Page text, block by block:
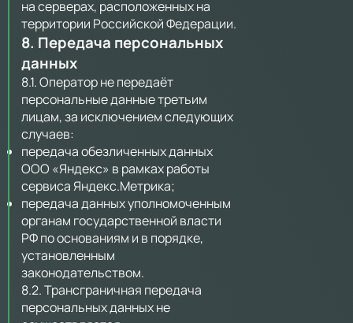
на серверах, расположенных на
территории Российской Федерации.
8. Передача персональных
данных
8.1. Оператор не передаёт
персональные данные третьим
лицам, за исключением следующих
случаев:
передача обезличенных данных
ООО «Яндекс» в рамках работы
сервиса Яндекс.Метрика;
передача данных уполномоченным
органам государственной власти
РФ по основаниям и в порядке,
установленным
законодательством.
8.2. Трансграничная передача
персональных данных не